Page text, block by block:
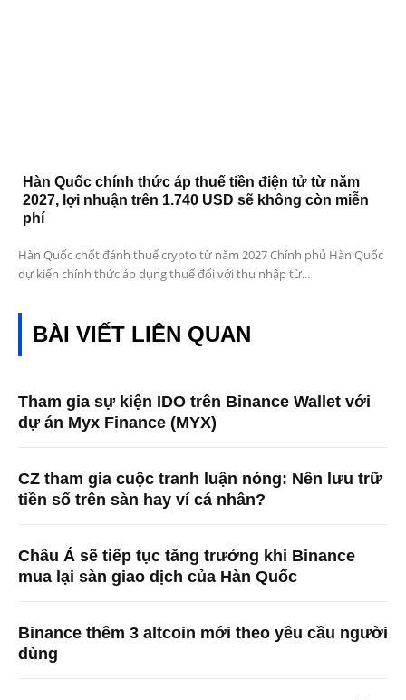
Hàn Quốc chính thức áp thuế tiền điện tử từ năm
2027, lợi nhuận trên 1.740 USD sẽ không còn miễn
phí
Hàn Quốc chốt đánh thuế crypto từ năm 2027 Chính phủ Hàn Quốc
dự kiến chính thức áp dụng thuế đối với thu nhập từ...
BÀI VIẾT LIÊN QUAN
Tham gia sự kiện IDO trên Binance Wallet với
dự án Myx Finance (MYX)
CZ tham gia cuộc tranh luận nóng: Nên lưu trữ
tiền số trên sàn hay ví cá nhân?
Châu Á sẽ tiếp tục tăng trưởng khi Binance
mua lại sàn giao dịch của Hàn Quốc
Binance thêm 3 altcoin mới theo yêu cầu người
dùng